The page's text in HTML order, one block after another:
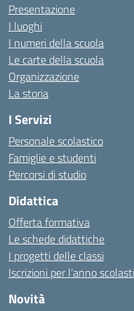
Presentazione
I luoghi
I numeri della scuola
Le carte della scuola
Organizzazione
La storia
I Servizi
Personale scolastico
Famiglie e studenti
Percorsi di studio
Didattica
Offerta formativa
Le schede didattiche
I progetti delle classi
Iscrizioni per l’anno
Novità